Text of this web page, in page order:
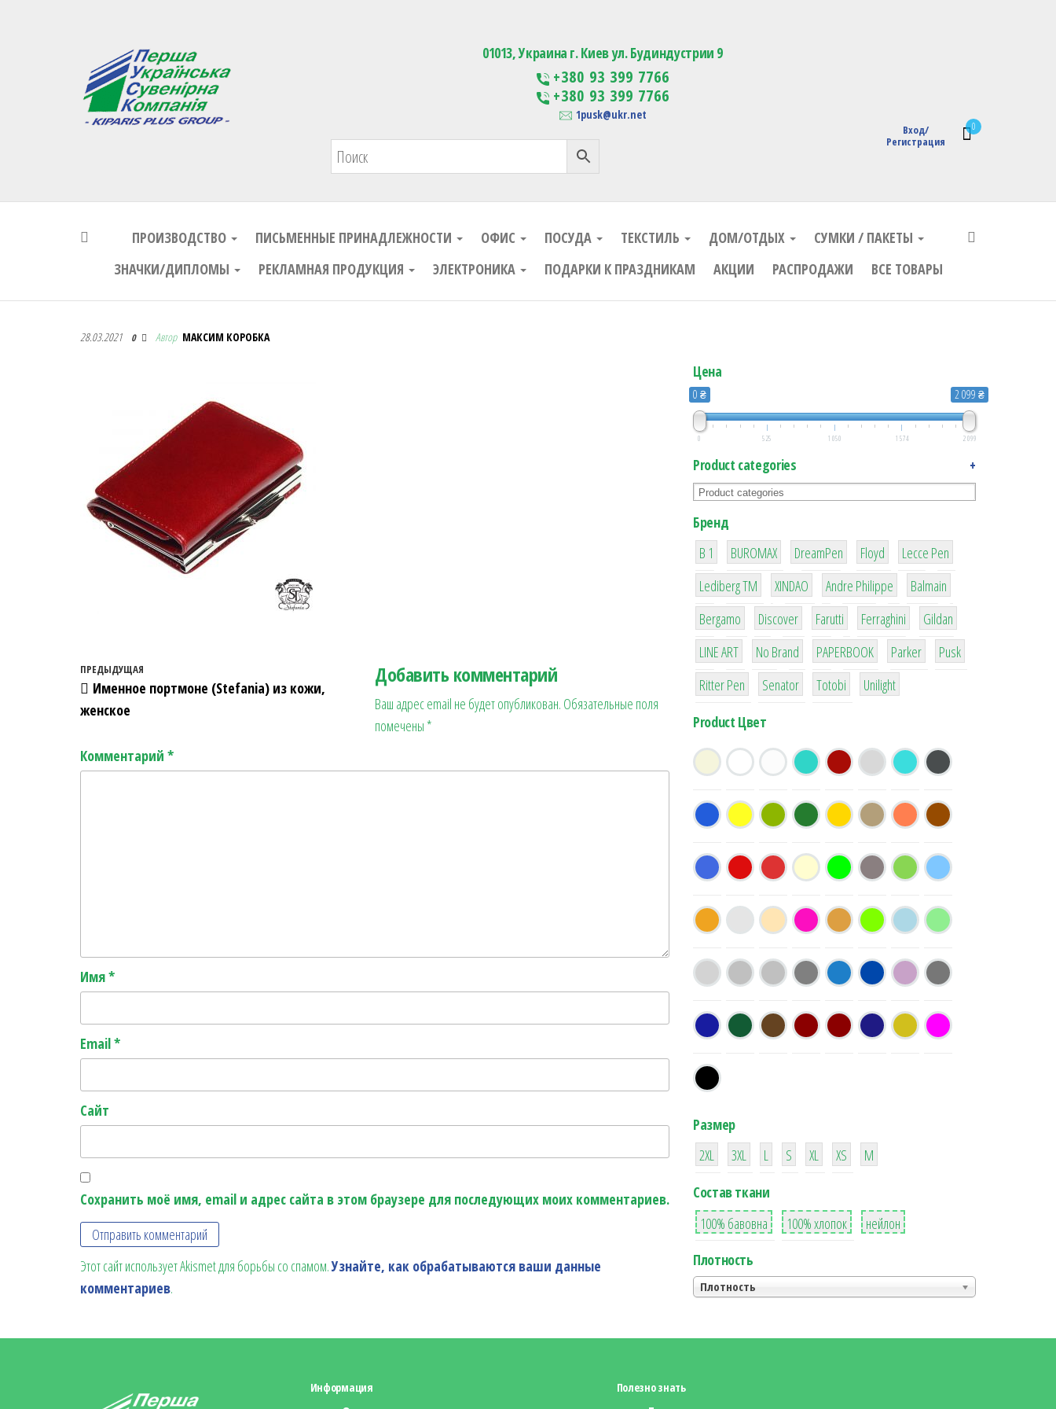
Первая Украинская Сувенирная Компания Изготовление сувенирной продукции с логотипом
0
Вход/
Регистрация
01013, Украина г. Киев ул. Будиндустрии 9
+380 93 399 7766
+380 93 399 7766
1pusk@ukr.net
ПРОИЗВОДСТВО ПИСЬМЕННЫЕ ПРИНАДЛЕЖНОСТИ ОФИС ПОСУДА ТЕКСТИЛЬ ДОМ/ОТДЫХ
СУМКИ / ПАКЕТЫ
ЗНАЧКИ/ДИПЛОМЫ
РЕКЛАМНАЯ ПРОДУКЦИЯ ЭЛЕКТРОНИКА ПОДАРКИ К ПРАЗДНИКАМ АКЦИИ РАСПРОДАЖИ ВСЕ ТОВАРЫ
Первая Украинская Сувенирная Компания
28.03.2021 0 Автор МАКСИМ КОРОБКА
Навигация по записям
Предыдущая запись
ПРЕДЫДУЩАЯ
Именное портмоне (Stefania) из кожи,
женское
Добавить комментарий
Ваш адрес email не будет опубликован. Обязательные поля
помечены *
Комментарий *
Имя*
Email*
Сайт
Сохранить моё имя, email и адрес сайта в этом браузере для последующих моих комментариев.
Этот сайт использует Akismet для борьбы со спамом.Узнайте, как обрабатываются ваши данные
комментариев.
Цена
0 ₴ 2 099 ₴
0 525 1 050 1 574 2 099
Product categories +
Бренд
B 1
1
BUROMAX
1
DreamPen
2
Floyd
2
Lecce Pen
3
Lediberg ТМ
3
XINDAO
1
Andre Philippe
4
Balmain
26
Bergamo
64
Discover
299
Farutti
4
Ferraghini
42
Gildan
4
LINE ART
90
No Brand
8
PAPERBOOK
6
Parker
2
Pusk
22
Ritter Pen
15
Senator
43
Totobi
1
Unilight
Product Цвет
Размер
38
2XL
16
3XL
42
L
42
S
42
XL XS
М
Состав ткани
8
100% бавовна
36
100% хлопок
2
нейлон
Плотность
Плотность
Информация Полезно знать